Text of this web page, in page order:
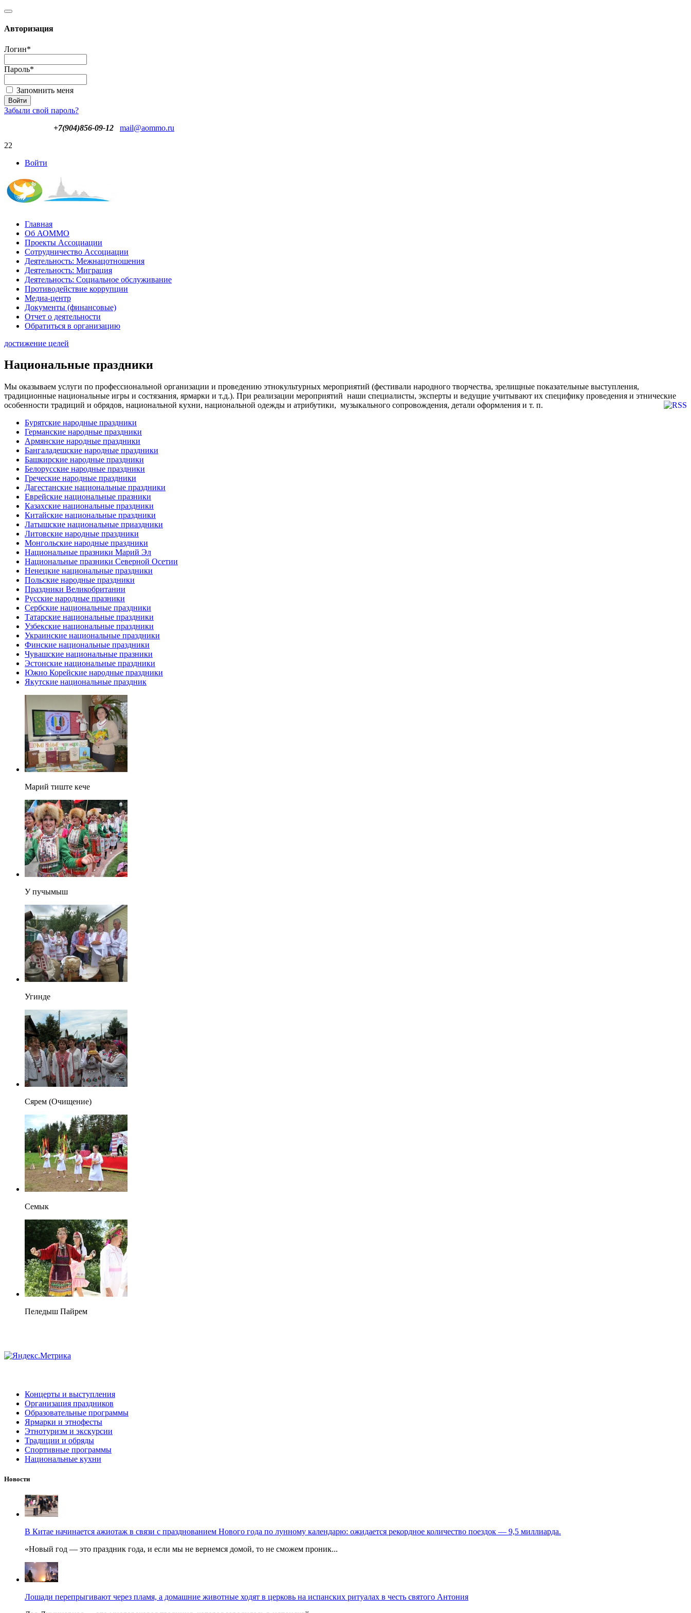
Авторизация
Логин*
Пароль*
Запомнить меня
Забыли свой пароль?
+7(904)856-09-12
mail@aommo.ru
22
Войти
Главная
Об АОММО
Проекты Ассоциации
Сотрудничество Ассоциации
Деятельность: Межнацотношения
Деятельность: Миграция
Деятельность: Социальное обслуживание
Противодействие коррупции
Медиа-центр
Документы (финансовые)
Отчет о деятельности
Обратиться в организацию
достижение целей
Национальные праздники
Мы оказываем услуги по профессиональной организации и проведению этнокультурных мероприятий (фестивали народного творчества, зрелищные показательные выступления,
традиционные национальные игры и состязания, ярмарки и т.д.). При реализации мероприятий наши специалисты, эксперты и ведущие учитывают их специфику проведения и этнические
особенности традиций и обрядов, национальной кухни, национальной одежды и атрибутики, музыкального сопровождения, детали оформления и т. п.
Бурятские народные праздники
Германские народные праздники
Армянские народные праздники
Бангаладешские народные праздники
Башкирские народные праздники
Белорусские народные праздники
Греческие народные праздники
Дагестанские национальные праздники
Еврейские национальные празники
Казахские национальные праздники
Китайские национальные праздники
Латышские национальные приаздники
Литовские народные праздники
Монгольские народные праздники
Национальные празники Марий Эл
Национальные празники Северной Осетии
Ненецкие национальные праздники
Польские народные праздники
Праздники Великобритании
Русские народные празники
Сербские национальные праздники
Татарские национальные праздники
Узбекские национальные праздники
Украинские национальные праздники
Финские национальные праздники
Чувашские национальные празники
Эстонские национальные праздники
Южно Корейские народные праздники
Якутские национальные праздник
Марий тиште кече
У пучымыш
Угинде
Сярем (Очищение)
Семык
Пеледыш Пайрем
Концерты и выступления
Организация праздников
Образовательные программы
Ярмарки и этнофесты
Этнотуризм и экскурсии
Традиции и обряды
Спортивные программы
Национальные кухни
Новости
В Китае начинается ажиотаж в связи с празднованием Нового года по лунному календарю: ожидается рекордное количество поездок — 9,5 миллиарда.
«Новый год — это праздник года, и если мы не вернемся домой, то не сможем проник...
Лошади перепрыгивают через пламя, а домашние животные ходят в церковь на испанских ритуалах в честь святого Антония